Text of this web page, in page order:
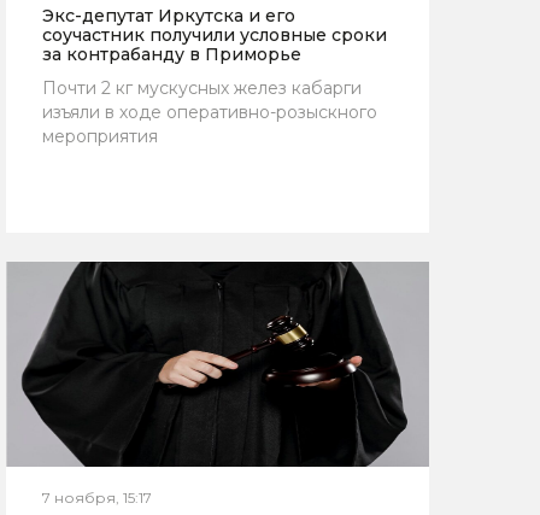
Экс-депутат Иркутска и его
соучастник получили условные сроки
за контрабанду в Приморье
Почти 2 кг мускусных желез кабарги
изъяли в ходе оперативно-розыскного
мероприятия
7 ноября, 15:17